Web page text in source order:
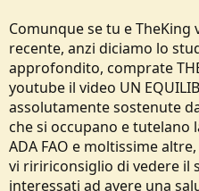
Comunque se tu e TheKing
recente, anzi diciamo lo
approfondito, comprate
youtube il video UN
assolutamente sostenute
che si occupano e tutelano
ADA FAO e moltissime
vi riririconsiglio di vedere il
interessati ad avere una